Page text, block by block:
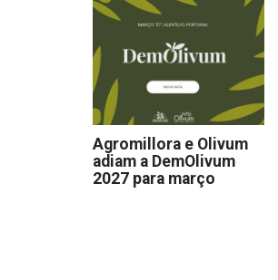
Agromillora e Olivum
adiam a DemOlivum
2027 para março